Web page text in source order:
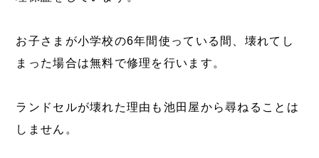
お子さまが小学校の6年間使っている間、壊れてし
まった場合は無料で修理を行います。
ランドセルが壊れた理由も池田屋から尋ねることは
しません。